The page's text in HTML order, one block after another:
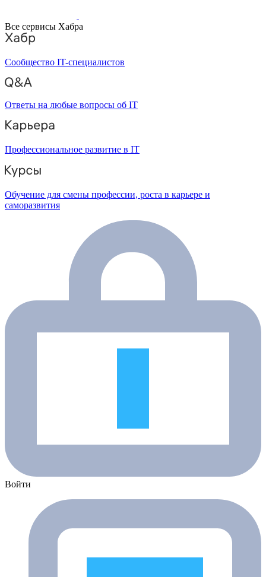
Все сервисы Хабра
Сообщество IT-специалистов
Ответы на любые вопросы об IT
Профессиональное развитие в IT
Обучение для смены профессии, роста в карьере и
саморазвития
Войти